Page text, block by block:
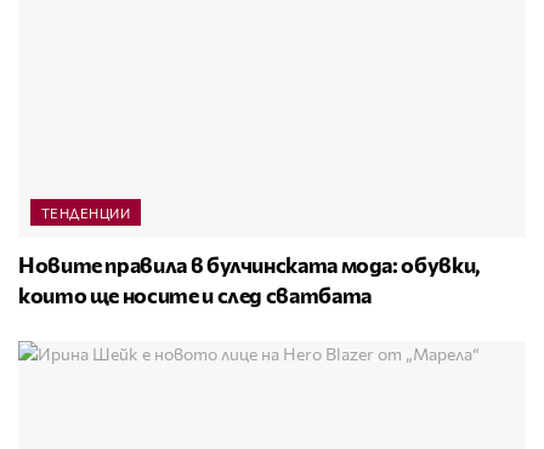
ТЕНДЕНЦИИ
Новите правила в булчинската мода: обувки,
които ще носите и след сватбата